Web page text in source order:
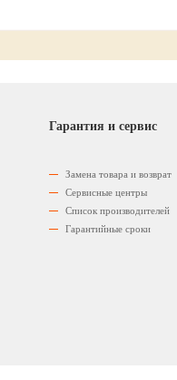
Гарантия и сервис
Замена товара и возврат
Сервисные центры
Список производителей
Гарантийные сроки